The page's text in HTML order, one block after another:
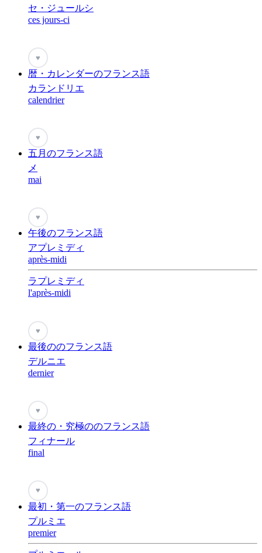
セ・ジュールシ
ces jours-ci
♥
暦・カレンダーのフランス語
カランドリエ
calendrier
♥
五月のフランス語
メ
mai
♥
午後のフランス語
アプレミディ
après-midi
ラプレミディ
l'après-midi
♥
最後ののフランス語
デルニエ
dernier
♥
最終の・究極ののフランス語
フィナール
final
♥
最初・第一のフランス語
プルミエ
premier